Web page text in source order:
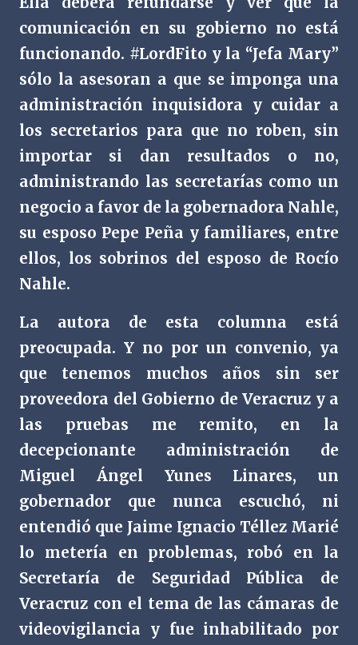
comunicación en su gobierno no está
funcionando. #LordFito y la “Jefa Mary”
sólo la asesoran a que se imponga una
administración inquisidora y cuidar a
los secretarios para que no roben, sin
importar si dan resultados o no,
administrando las secretarías como un
negocio a favor de la gobernadora Nahle,
su esposo Pepe Peña y familiares, entre
ellos, los sobrinos del esposo de Rocío
Nahle.
La autora de esta columna está
preocupada. Y no por un convenio, ya
que tenemos muchos años sin ser
proveedora del Gobierno de Veracruz y a
las pruebas me remito, en la
decepcionante administración de
Miguel Ángel Yunes Linares, un
gobernador que nunca escuchó, ni
entendió que Jaime Ignacio Téllez Marié
lo metería en problemas, robó en la
Secretaría de Seguridad Pública de
Veracruz con el tema de las cámaras de
videovigilancia y fue inhabilitado por